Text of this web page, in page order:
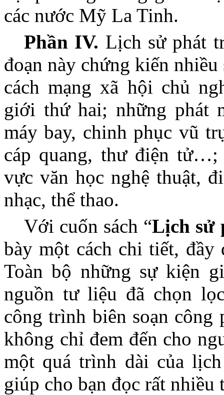
các nước Mỹ La Tinh.
Phần IV. Lịch sử phát
đoạn này chứng kiến
cách mạng xã hội chủ
giới thứ hai; những phát
máy bay, chinh phục vũ
cáp quang, thư điện
vực văn học nghệ thuật,
nhạc, thể thao.
Với cuốn sách “Lịch sử
bày một cách chi tiết,
Toàn bộ những sự kiện
nguồn tư liệu đã chọn
công trình biên soạn
không chỉ đem đến cho
một quá trình dài của
giúp cho bạn đọc rất